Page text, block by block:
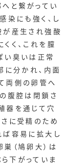
と繋がってい
染にも強く、し
が産生され強酸
く、これを膣
い臭いは正常
に分かれ、内面
両側の卵管へ
腹腔は閉鎖さ
器を通じて穴
に受精のため
ば容易に拡大し
（鳩卵大）は
下がっていま